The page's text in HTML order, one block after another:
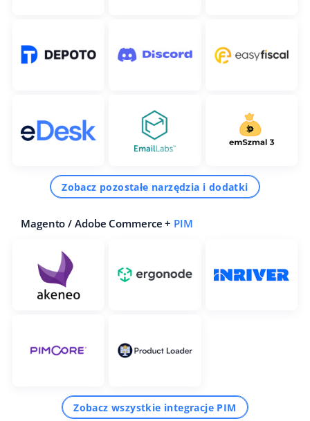
Zobacz pozostałe narzędzia i dodatki
Magento / Adobe Commerce + PIM
Zobacz wszystkie integracje PIM